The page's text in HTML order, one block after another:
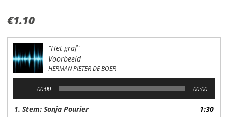
€1.10
“Het graf”
Voorbeeld
HERMAN PIETER DE BOER
00:00 00:00
1. Stem: Sonja Pourier 1:30